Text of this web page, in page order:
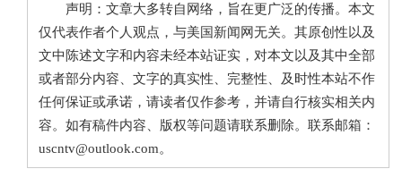
声明：文章大多转自网络，旨在更广泛的传播。本文
仅代表作者个人观点，与美国新闻网无关。其原创性以及
文中陈述文字和内容未经本站证实，对本文以及其中全部
或者部分内容、文字的真实性、完整性、及时性本站不作
任何保证或承诺，请读者仅作参考，并请自行核实相关内
容。如有稿件内容、版权等问题请联系删除。联系邮箱：
uscntv@outlook.com。